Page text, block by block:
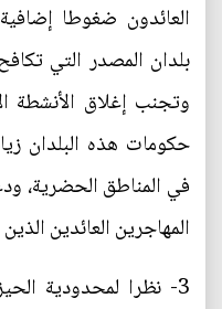
العائدون ضغوطا
بلدان المصدر التي
وتجنب إغلاق الأنشطة
حكومات هذه البلدان
في المناطق الحضرية،
المهاجرين العائدين
3- نظرا لمحدودية